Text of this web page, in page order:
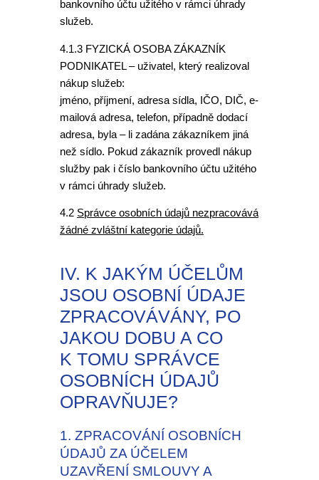
bankovního účtu užitého v rámci úhrady
služeb.
4.1.3 FYZICKÁ OSOBA ZÁKAZNÍK
PODNIKATEL – uživatel, který realizoval
nákup služeb:
jméno, příjmení, adresa sídla, IČO, DIČ, e-
mailová adresa, telefon, případně dodací
adresa, byla – li zadána zákazníkem jiná
než sídlo. Pokud zákazník provedl nákup
služby pak i číslo bankovního účtu užitého
v rámci úhrady služeb.
4.2 Správce osobních údajů nezpracovává
žádné zvláštní kategorie údajů.
IV. K JAKÝM ÚČELŮM
JSOU OSOBNÍ ÚDAJE
ZPRACOVÁVÁNY, PO
JAKOU DOBU A CO
K TOMU SPRÁVCE
OSOBNÍCH ÚDAJŮ
OPRAVŇUJE?
1. ZPRACOVÁNÍ OSOBNÍCH
ÚDAJŮ ZA ÚČELEM
UZAVŘENÍ SMLOUVY A